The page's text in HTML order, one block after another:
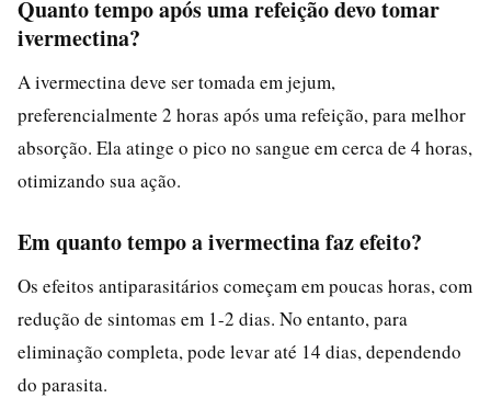
Quanto tempo após uma refeição devo tomar
ivermectina?
A ivermectina deve ser tomada em jejum,
preferencialmente 2 horas após uma refeição, para melhor
absorção. Ela atinge o pico no sangue em cerca de 4 horas,
otimizando sua ação.
Em quanto tempo a ivermectina faz efeito?
Os efeitos antiparasitários começam em poucas horas, com
redução de sintomas em 1-2 dias. No entanto, para
eliminação completa, pode levar até 14 dias, dependendo
do parasita.